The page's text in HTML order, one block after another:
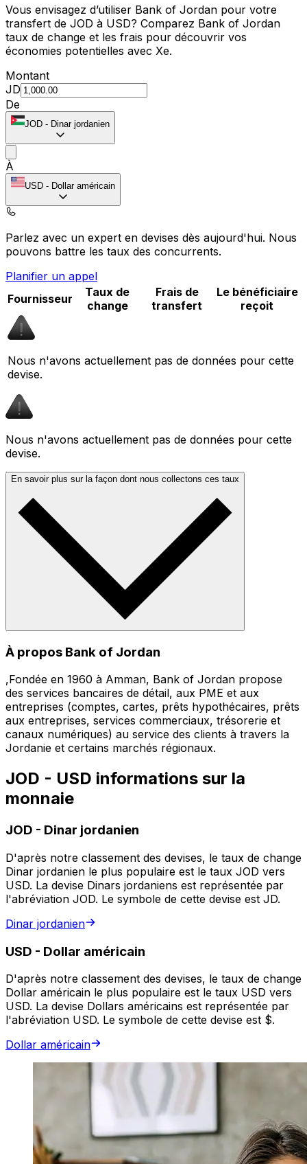
Vous envisagez d’utiliser Bank of Jordan pour votre
transfert de JOD à USD? Comparez Bank of Jordan
taux de change et les frais pour découvrir vos
économies potentielles avec Xe.
Montant
JD
De
JOD - Dinar jordanien
À
USD - Dollar américain
Parlez avec un expert en devises dès aujourd'hui. Nous
pouvons battre les taux des concurrents.
Planifier un appel
Fournisseur
Taux de
change
Frais de
transfert
Le bénéficiaire
reçoit
Nous n'avons actuellement pas de données pour cette
devise.
Nous n'avons actuellement pas de données pour cette
devise.
En savoir plus sur la façon dont nous collectons ces taux
À propos Bank of Jordan
,Fondée en 1960 à Amman, Bank of Jordan propose
des services bancaires de détail, aux PME et aux
entreprises (comptes, cartes, prêts hypothécaires, prêts
aux entreprises, services commerciaux, trésorerie et
canaux numériques) au service des clients à travers la
Jordanie et certains marchés régionaux.
JOD - USD informations sur la
monnaie
JOD - Dinar jordanien
D'après notre classement des devises, le taux de change
Dinar jordanien le plus populaire est le taux JOD vers
USD. La devise Dinars jordaniens est représentée par
l'abréviation JOD. Le symbole de cette devise est JD.
Dinar jordanien
USD - Dollar américain
D'après notre classement des devises, le taux de change
Dollar américain le plus populaire est le taux USD vers
USD. La devise Dollars américains est représentée par
l'abréviation USD. Le symbole de cette devise est $.
Dollar américain